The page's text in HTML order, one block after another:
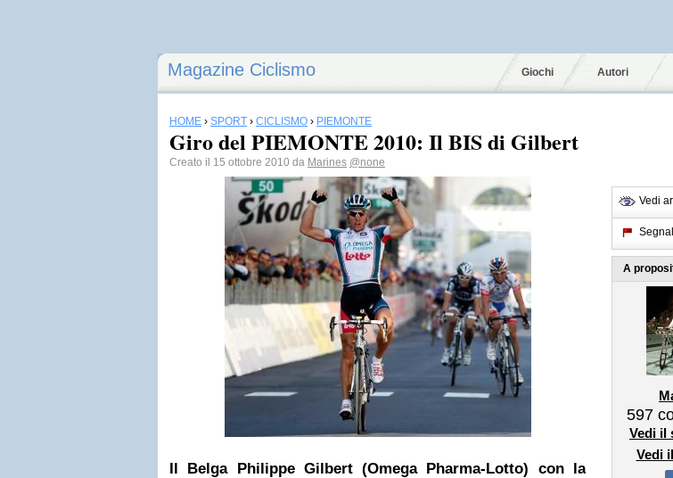
Magazine Ciclismo Giochi Autori
HOME › SPORT › CICLISMO › PIEMONTE
Giro del PIEMONTE 2010: Il BIS di Gilbert
Creato il 15 ottobre 2010 da Marines @none
Il Belga Philippe Gilbert(Omega Pharma-Lotto) con la
Vedi
A
597
Vedi il
Vedi